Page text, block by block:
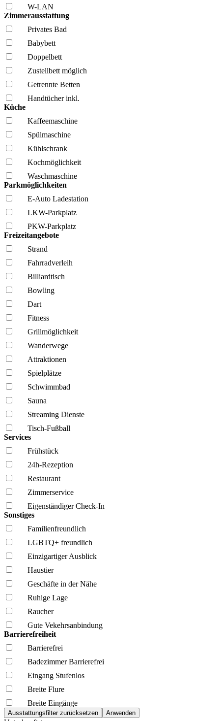
W-LAN
Zimmerausstattung
Privates Bad
Babybett
Doppelbett
Zustellbett möglich
Getrennte Betten
Handtücher inkl.
Küche
Kaffee­maschine
Spül­maschine
Kühl­schrank
Kochmöglich­keit
Wasch­maschine
Parkmöglichkeiten
E-Auto Ladestation
LKW-Parkplatz
PKW-Parkplatz
Freizeitangebote
Strand
Fahrrad­verleih
Billiardtisch
Bowling
Dart
Fitness
Grillmöglich­keit
Wanderwege
Attraktionen
Spielplätze
Schwimmbad
Sauna
Streaming Dienste
Tisch-Fußball
Services
Frühstück
24h-Rezeption
Restaurant
Zimmerservice
Eigenständiger Check-In
Sonstiges
Familien­freundlich
LGBTQ+ freundlich
Einzigartiger Ausblick
Haustier
Geschäfte in der Nähe
Ruhige Lage
Raucher
Gute Vekehrsanbindung
Barrierefreiheit
Barrierefrei
Badezimmer Barrierefrei
Eingang Stufenlos
Breite Flure
Breite Eingänge